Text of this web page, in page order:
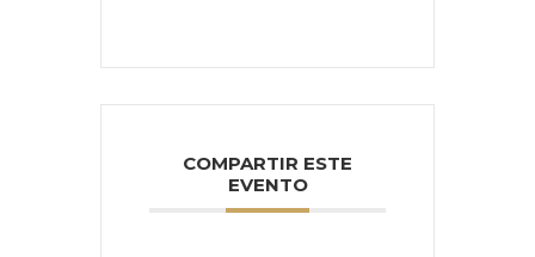
COMPARTIR ESTE
EVENTO